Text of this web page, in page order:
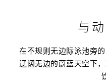
与
在不规则无边际泳池旁
辽阔无边的蔚蓝天空下